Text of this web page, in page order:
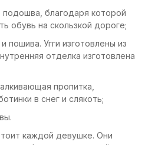
подошва, благодаря которой
обувь на скользкой дороге;
пошива. Угги изготовлены из
отделка изготовлена
пропитка,
в снег и слякоть;
каждой девушке. Они